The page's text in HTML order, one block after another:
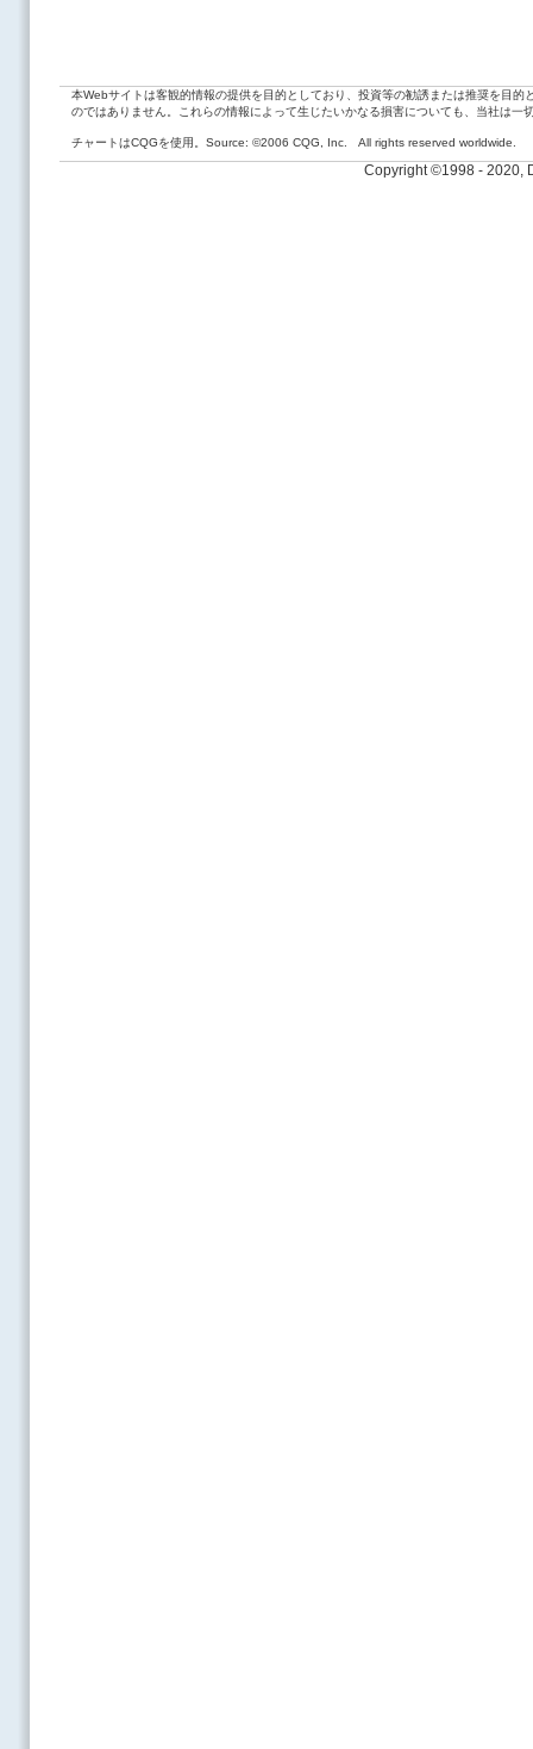
本Webサイトは客観的情報の提供を目的としており、投資等の勧誘または推奨を目
のではありません。これらの情報によって生じたいかなる損害についても、当社は一
チャートはCQGを使用。Source: ©2006 CQG, Inc. All rights reserved worldwide.
Copyright ©1998 - 2020,